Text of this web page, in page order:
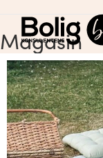
Magasin